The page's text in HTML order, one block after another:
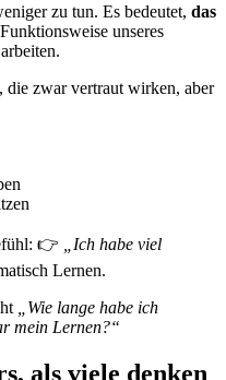
zu tun. Es bedeutet, das
unseres
die zwar vertraut wirken, aber
👉
„Ich habe viel
Lernen.
„Wie lange habe ich
mein Lernen?“
als viele denken